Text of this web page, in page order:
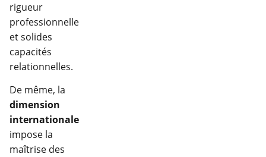
rigueur
professionnelle
et solides
capacités
relationnelles.
De même, la
dimension
internationale
impose la
maîtrise des